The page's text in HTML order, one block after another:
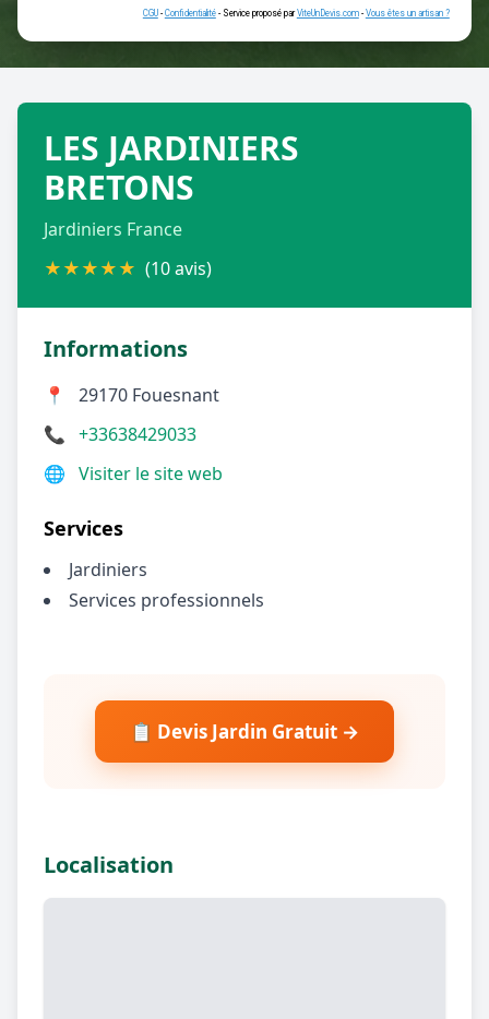
Retour à la liste des métiers
LES JARDINIERS
BRETONS
Jardiniers France
★★★★★ (10 avis)
Informations
📍
29170 Fouesnant
📞 +33638429033
🌐 Visiter le site web
Services
Jardiniers
Services professionnels
📋 Devis Jardin Gratuit →
Localisation